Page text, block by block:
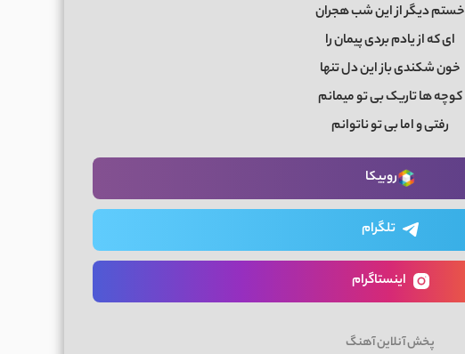
خستم دیگر از این شب هجران
ای که از یادم بردی پیمان را
خون شکندی باز این دل تنها
کوچه ها تاریک بی تو میمانم
رفتی و اما بی تو ناتوانم
روبیکا
تلگرام
اینستاگرام
پخش آنلاین آهنگ